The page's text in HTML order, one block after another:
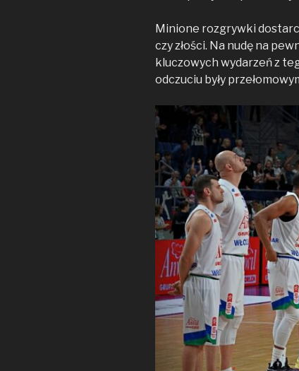
o
k
r
L
n
k
Minione rozgrywki
czy złości. Na nudę na
kluczowych wydarzeń z
odczuciu były